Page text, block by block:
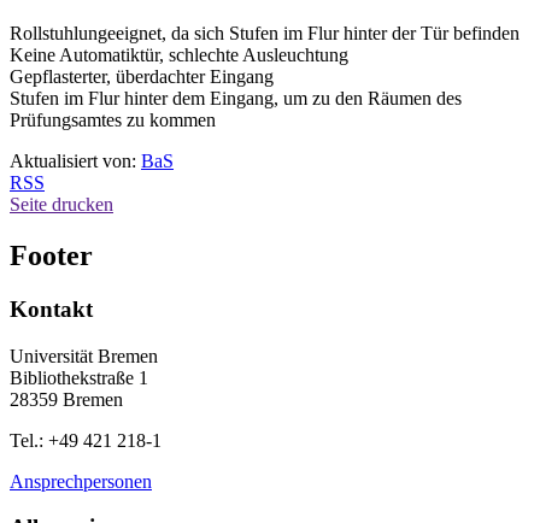
Rollstuhlungeeignet, da sich Stufen im Flur hinter der Tür befinden
Keine Automatiktür, schlechte Ausleuchtung
Gepflasterter, überdachter Eingang
Stufen im Flur hinter dem Eingang, um zu den Räumen des
Prüfungsamtes zu kommen
Aktualisiert von: BaS
RSS
Seite drucken
Footer
Kontakt
Universität Bremen
Bibliothekstraße 1
28359 Bremen
Tel.: +49 421 218-1
Ansprechpersonen